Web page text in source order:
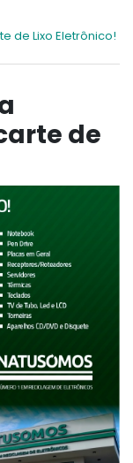
de Lixo Eletrônico!
de